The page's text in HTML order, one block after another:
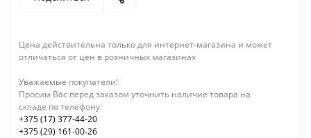
Цена действительна только для интернет-магазина и может
отличаться от цен в розничных магазинах
Уважаемые покупатели!
Просим Вас перед заказом уточнить наличие товара на
складе по телефону:
+375 (17) 377-44-20
+375 (29) 161-00-26